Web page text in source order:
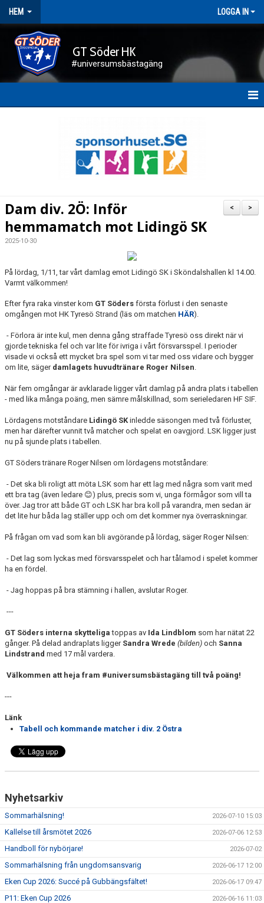
HEM LOGGA IN
GT Söder HK
#universumsbästagäng
KONTAKT
MATCHER
>
<
Dam div. 2Ö: Inför
hemmamatch mot Lidingö SK
2025-10-30
På lördag, 1/11, tar vårt damlag emot Lidingö SK i Sköndalshallen kl 14.00.
Varmt välkommen!
Efter fyra raka vinster kom GT Söders första förlust i den senaste
omgången mot HK Tyresö Strand (läs om matchen HÄR).
- Förlora är inte kul, men denna gång straffade Tyresö oss direkt när vi
gjorde tekniska fel och var lite för ivriga i vårt försvarsspel. I perioder
visade vi också ett mycket bra spel som vi tar med oss vidare och bygger
om lite, säger damlagets huvudtränare Roger Nilsen.
När fem omgångar är avklarade ligger vårt damlag på andra plats i tabellen
- med lika många poäng, men sämre målskillnad, som serieledaren HF SIF.
Lördagens motståndare Lidingö SKinledde säsongen med två förluster,
men har därefter vunnit två matcher och spelat en oavgjord. LSK ligger just
nu på sjunde plats i tabellen.
GT Söders tränare Roger Nilsen om lördagens motståndare:
- Det ska bli roligt att möta LSK som har ett lag med några som varit med
ett bra tag (även ledare 😊) plus, precis som vi, unga förmågor som vill ta
över. Jag tror att både GT och LSK har bra koll på varandra, men sedan är
det lite hur båda lag ställer upp och om det kommer nya överraskningar.
På frågan om vad som kan bli avgörande på lördag, säger Roger Nilsen:
- Det lag som lyckas med försvarsspelet och har tålamod i spelet kommer
ha en fördel.
- Jag hoppas på bra stämning i hallen, avslutar Roger.
---
GT Söders interna skytteliga toppas av Ida Lindblom som har nätat 22
gånger. På delad andraplats ligger Sandra Wrede (bilden) och Sanna
Lindstrand med 17 mål vardera.
Välkommen att heja fram #universumsbästagäng till två poäng!
---
Länk
Tabell och kommande matcher i div. 2 Östra
Nyhetsarkiv
Sommarhälsning! 2026-07-10 15:03
Kallelse till årsmötet 2026 2026-07-06 12:53
Handboll för nybörjare! 2026-07-02
Sommarhälsning från ungdomsansvarig 2026-06-17 12:00
Eken Cup 2026: Succé på Gubbängsfältet! 2026-06-17 09:47
P11: Eken Cup 2026 2026-06-16 11:03